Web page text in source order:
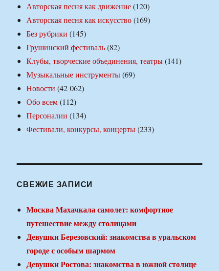
Авторская песня как движение(120)
Авторская песня как искусство(169)
Без рубрики (145)
Грушинский фестиваль(82)
Клубы, творческие объединения, театры(141)
Музыкальные инструменты(69)
Новости (42 062)
Обо всем(112)
Персоналии (134)
Фестивали, конкурсы, концерты(233)
СВЕЖИЕ ЗАПИСИ
Москва Махачкала самолет: комфортное
путешествие между столицами
Девушки Березовский: знакомства в уральском
городе с особым шармом
Девушки Ростова: знакомства в южной столице